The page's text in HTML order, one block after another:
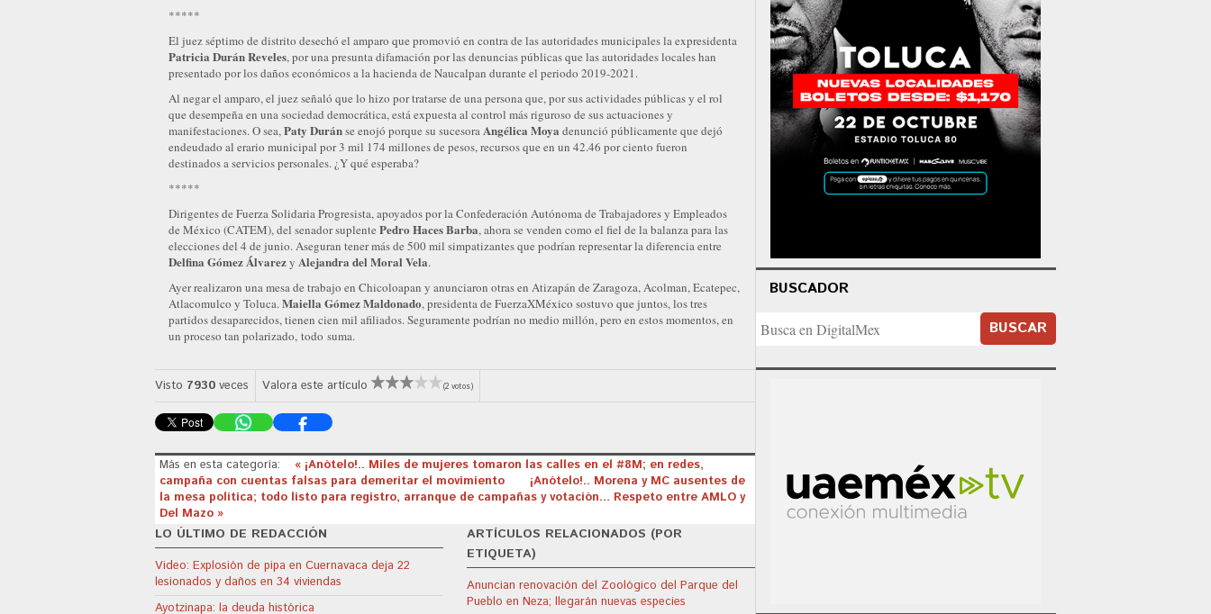
*****
El juez séptimo de distrito desechó el amparo que promovió en contra de las autoridades municipales la expresidenta
Patricia Durán Reveles, por una presunta difamación por las denuncias públicas que las autoridades locales han
presentado por los daños económicos a la hacienda de Naucalpan durante el periodo 2019-2021.
Al negar el amparo, el juez señaló que lo hizo por tratarse de una persona que, por sus actividades públicas y el rol
que desempeña en una sociedad democrática, está expuesta al control más riguroso de sus actuaciones y
manifestaciones. O sea,Paty Duránse enojó porque su sucesoraAngélica Moya denunció públicamente que dejó
endeudado al erario municipal por 3 mil 174 millones de pesos, recursos que en un 42.46 por ciento fueron
destinados a servicios personales. ¿Y qué esperaba?
*****
Dirigentes de Fuerza Solidaria Progresista, apoyados por la Confederación Autónoma de Trabajadores y Empleados
de México (CATEM), del senador suplente Pedro Haces Barba, ahora se venden como el fiel de la balanza para las
elecciones del 4 de junio. Aseguran tener más de 500 mil simpatizantes que podrían representar la diferencia entre
Delfina Gómez Álvarezy Alejandra del Moral Vela.
Ayer realizaron una mesa de trabajo en Chicoloapan y anunciaron otras en Atizapán de Zaragoza, Acolman, Ecatepec,
Atlacomulco y Toluca.Maiella Gómez Maldonado, presidenta de FuerzaXMéxico sostuvo que juntos, los tres
partidos desaparecidos, tienen cien mil afiliados. Seguramente podrían no medio millón, pero en estos momentos, en
un proceso tan polarizado, todo suma.
Visto 7930 veces Valora este artículo (2 votos)
Más en esta categoría:
« ¡Anótelo!.. Miles de mujeres tomaron las calles en el #8M; en redes,
campaña con cuentas falsas para demeritar el movimiento
¡Anótelo!.. Morena y MC ausentes de
la mesa política; todo listo para registro, arranque de campañas y votación… Respeto entre AMLO y
Del Mazo »
LO ÚLTIMO DE REDACCIÓN
Video: Explosión de pipa en Cuernavaca deja 22
lesionados y daños en 34 viviendas
Ayotzinapa: la deuda histórica
ARTÍCULOS RELACIONADOS (POR
ETIQUETA)
Anuncian renovación del Zoológico del Parque del
Pueblo en Neza; llegarán nuevas especies
BUSCADOR
BUSCAR